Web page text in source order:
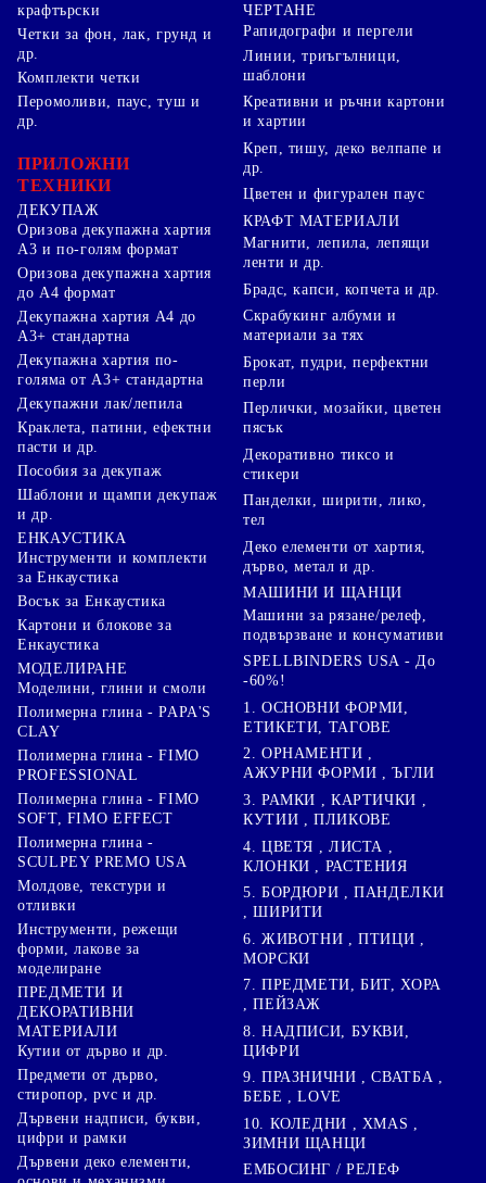
крафтърски
Четки за фон, лак, грунд и
др.
Комплекти четки
ЧЕРТАНЕ
Рапидографи и пергели
Линии, триъгълници,
шаблони
Перомоливи, паус, туш и
др.
ПРИЛОЖНИ
ТЕХНИКИ
ДЕКУПАЖ
Оризова декупажна хартия
А3 и по-голям формат
Оризова декупажна хартия
до А4 формат
Декупажна хартия А4 до
А3+ стандартна
Декупажна хартия по-
голяма от А3+ стандартна
Декупажни лак/лепила
Краклета, патини, ефектни
пасти и др.
Пособия за декупаж
Шаблони и щампи декупаж
и др.
ЕНКАУСТИКА
Инструменти и комплекти
за Енкаустика
Восък за Енкаустика
Картони и блокове за
Енкаустика
МОДЕЛИРАНЕ
Моделини, глини и смоли
Полимерна глина - PAPA'S
CLAY
Полимерна глина - FIMO
PROFESSIONAL
Полимерна глина - FIMO
SOFT, FIMO EFFECT
Полимерна глина -
SCULPEY PREMO USA
Молдове, текстури и
отливки
Инструменти, режещи
форми, лакове за
моделиране
ПРЕДМЕТИ И
ДЕКОРАТИВНИ
МАТЕРИАЛИ
Кутии от дърво и др.
Предмети от дърво,
стиропор, pvc и др.
Дървени надписи, букви,
цифри и рамки
Дървени деко елементи,
Креативни и ръчни картони
и хартии
Креп, тишу, деко велпапе и
др.
Цветен и фигурален паус
КРАФТ МАТЕРИАЛИ
Магнити, лепила, лепящи
ленти и др.
Брадс, капси, копчета и др.
Скрабукинг албуми и
материали за тях
Брокат, пудри, перфектни
перли
Перлички, мозайки, цветен
пясък
Декоративно тиксо и
стикери
Панделки, ширити, лико,
тел
Деко елементи от хартия,
дърво, метал и др.
МАШИНИ И ЩАНЦИ
Машини за рязане/релеф,
подвързване и консумативи
SPELLBINDERS USA - До
-60%!
1. ОСНОВНИ ФОРМИ,
ЕТИКЕТИ, ТАГОВЕ
2. ОРНАМЕНТИ ,
АЖУРНИ ФОРМИ , ЪГЛИ
3. РАМКИ , КАРТИЧКИ ,
КУТИИ , ПЛИКОВЕ
4. ЦВЕТЯ , ЛИСТА ,
КЛОНКИ , РАСТЕНИЯ
5. БОРДЮРИ , ПАНДЕЛКИ
, ШИРИТИ
6. ЖИВОТНИ , ПТИЦИ ,
МОРСКИ
7. ПРЕДМЕТИ, БИТ, ХОРА
, ПЕЙЗАЖ
8. НАДПИСИ, БУКВИ,
ЦИФРИ
9. ПРАЗНИЧНИ , СВАТБА ,
БЕБЕ , LOVE
10. КОЛЕДНИ , XMAS ,
ЗИМНИ ЩАНЦИ
ЕМБОСИНГ / РЕЛЕФ